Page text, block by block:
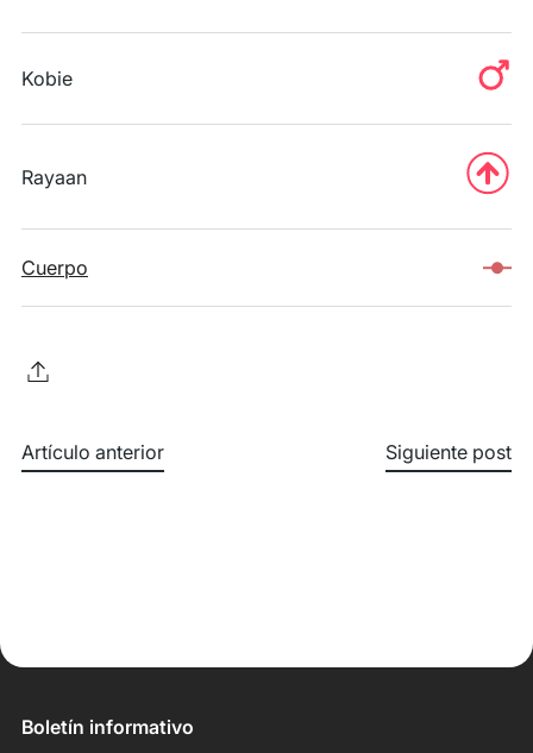
Kobie
Rayaan
Cuerpo
Artículo anterior Siguiente post
Boletín informativo